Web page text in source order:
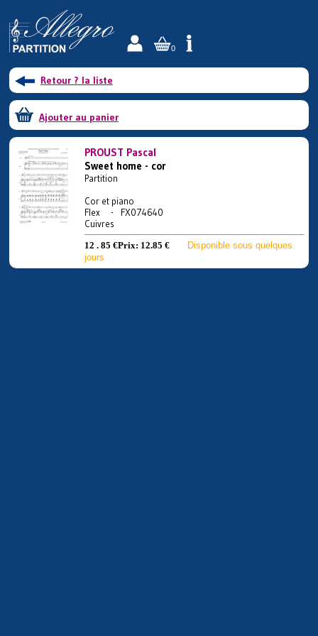
0
Retour ? la liste
Ajouter au panier
PROUST Pascal
Sweet home - cor
Partition
Cor et piano
Flex - FX074640
Cuivres
12 . 85 €Prix: 12.85 €
Disponible sous quelques
jours